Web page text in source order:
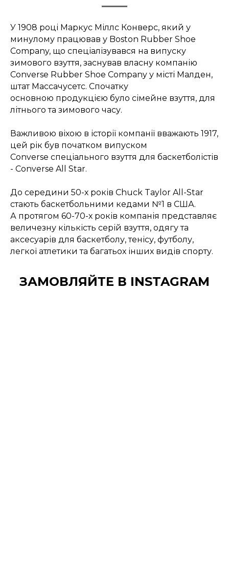
У 1908 році Маркус Міллс Конверс, який у
минулому працював у Boston Rubber Shoe
Company, що спеціалізувався на випуску
зимового взуття, заснував власну компанію
Converse Rubber Shoe Company у місті Малден,
штат Массачусетс. Спочатку
основною продукцією було сімейне взуття, для
літнього та зимового часу.
Важливою віхою в історії компанії вважають 1917,
цей рік був початком випуском
Converse спеціального взуття для баскетболістів
- Converse All Star.
До середини 50-х років Chuck Taylor All-Star
стають баскетбольними кедами №1 в США.
А протягом 60-70-х років компанія представляє
величезну кількість серій взуття, одягу та
аксесуарів для баскетболу, тенісу, футболу,
легкої атлетики та багатьох інших видів спорту.
ЗАМОВЛЯЙТЕ В INSTAGRAM